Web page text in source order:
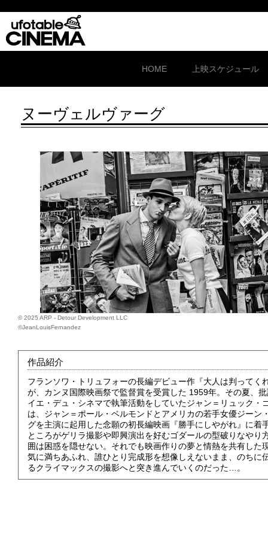
HOME 上映スケジュール
ヌーヴェルヴァーグ
© 2025 ARP - Detour Development LLC
©JeanLouisFernandez
作品紹介
フランソワ・トリュフォーの長編デビュー作『大人は判ってく
が、カンヌ国際映画祭で監督賞を受賞した 1959年。その夏、
イエ・デュ・シネマで執筆活動をしていたジャン＝リュック・
は、ジャン＝ポール・ベルモンドとアメリカの若手女優ジーン
グを主演に起用した念願の初長編映画『勝手にしやがれ』に着
ところがゲリラ撮影や即興演出を好むゴダールの型破りなやり
囲は困惑を隠せない。それでも映画作りの夢と情熱を共有した
気に満ちあふれ、誰ひとり完成形を想像しえないまま、のちに
るクライマックスの撮影へと突き進んでいくのだった…。